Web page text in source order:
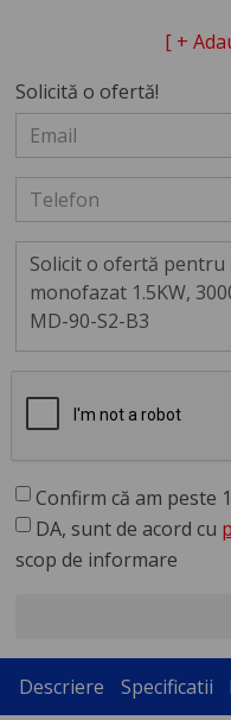
[ +
Solicită o ofertă!
Confirm că am peste
DA, sunt de acord cu
scop de informare
Descriere Specificatii